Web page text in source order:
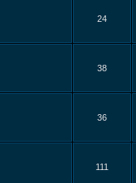
24
38
36
111